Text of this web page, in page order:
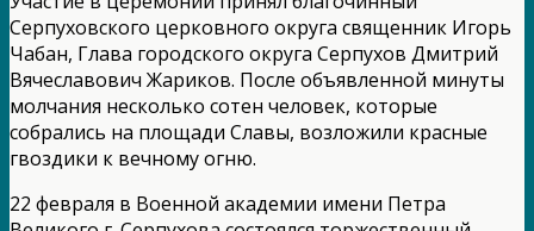
Серпуховского церковного округа священник Игорь
Чабан, Глава городского округа Серпухов Дмитрий
Вячеславович Жариков. После объявленной минуты
молчания несколько сотен человек, которые
собрались на площади Славы, возложили красные
гвоздики к вечному огню.
22 февраля в Военной академии имени Петра